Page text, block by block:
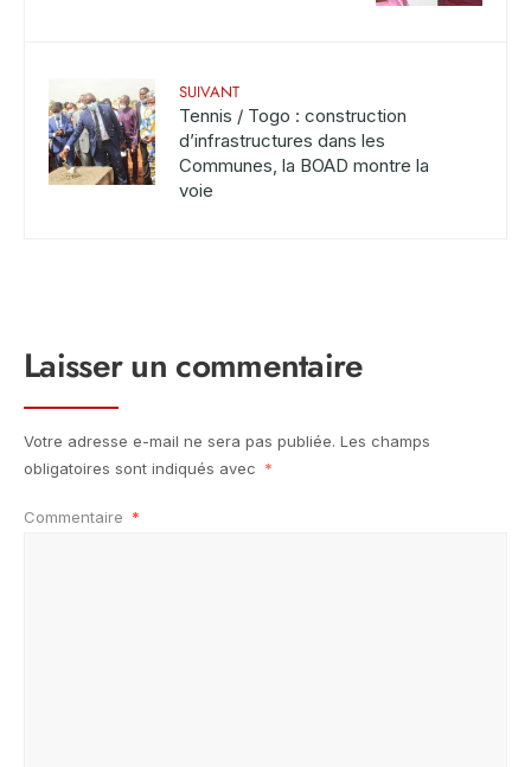
SUIVANT
Tennis / Togo : construction
d’infrastructures dans les
Communes, la BOAD montre la
voie
Laisser un commentaire
Votre adresse e-mail ne sera pas publiée. Les champs
obligatoires sont indiqués avec *
Commentaire *